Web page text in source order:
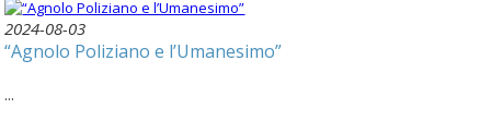
2024-08-03
“Agnolo Poliziano e l’Umanesimo”
...